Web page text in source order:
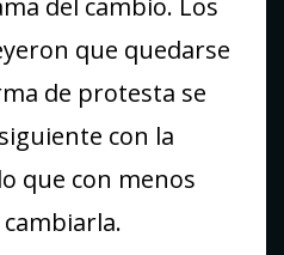
del cambio. Los
que quedarse
de protesta se
con la
que con menos